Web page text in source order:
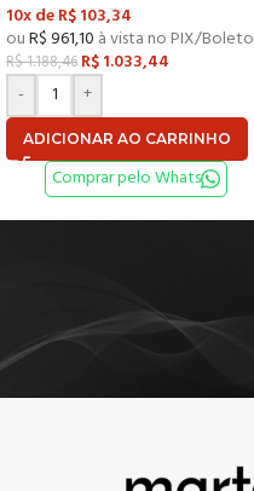
Cinza e Preto – Pandin
10x deR$103,34
ouR$ 961,10 à vista no PIX/Boleto
R$1.188,46 R$1.033,44
-
+
ADICIONAR AO CARRINHO
Comprar pelo Whats